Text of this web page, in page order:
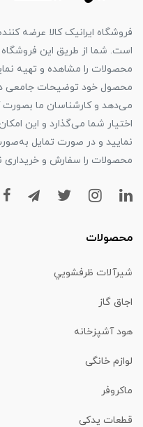
فروشگاه ایرانیک کالا عرضه
است. شما از طریق این
محصولات را مشاهده و تهیه
محصول خود توضیحات جامعی
می‌دهد و کارشناسان ما بصورت
اختیار شما می‌گذارد و این
نمایید و در صورت تمایل
محصولات را سفارش و خریداری
محصولات
شیرآلات ظرفشويي
اجاق گاز
هود آشپزخانه
لوازم خانگی
ماكروفر
قطعات یدکی